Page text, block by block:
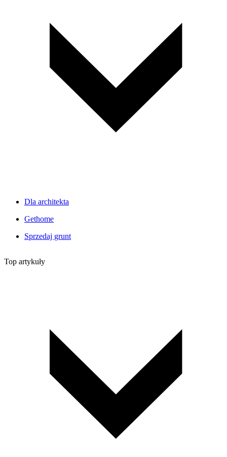
Dla architekta
Gethome
Sprzedaj grunt
Top artykuły